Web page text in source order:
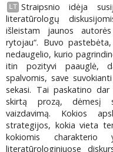
LT Straipsnio idėja
literatūrologų
išleistam jaunos
rytojau“. Buvo
nedaugelio, kurio
itin pozityvi paauglė,
spalvomis, save
sekasi. Tai paskatino
skirtą prozą, dėmesį
vaizdavimą. Kokios
strategijos, kokia vieta
kokiomis
literatūrologiniuose